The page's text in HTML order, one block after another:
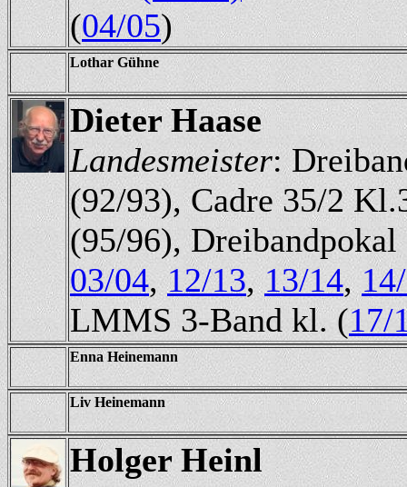
(04/05)
Lothar Gühne
Dieter Haase
Landesmeister:
(92/93), Cadre 35/2
(95/96),
03/04,12/13,13/14,
LMMS 3-Band kl. (17/
Enna Heinemann
Liv Heinemann
Holger Heinl